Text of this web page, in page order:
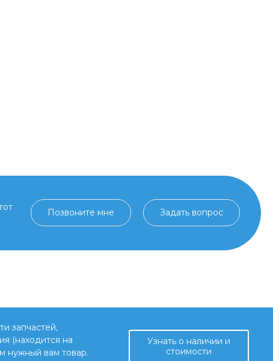
Позвоните мне Задать вопрос
запчастей,
(находится на
нужный вам товар.
Узнать о наличии и
стоимости